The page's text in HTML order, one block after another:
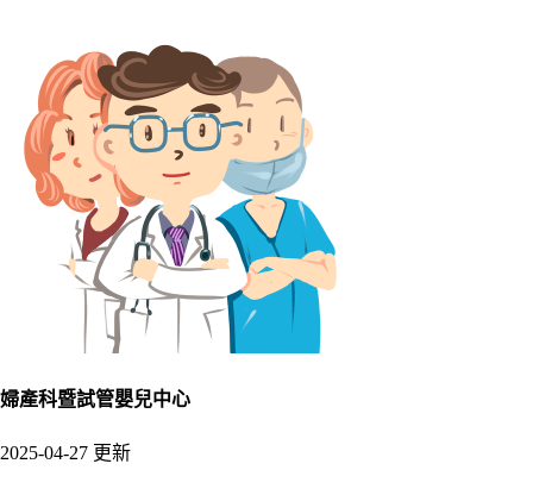
婦產科暨試管嬰兒中心
2025-04-27 更新